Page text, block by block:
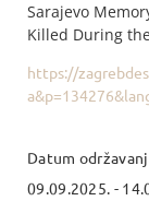
Sarajevo
Killed During
https://
Datum
09.09.2025. -